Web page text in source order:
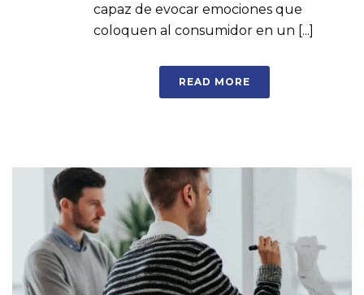
capaz de evocar emociones que
coloquen al consumidor en un [...]
READ MORE